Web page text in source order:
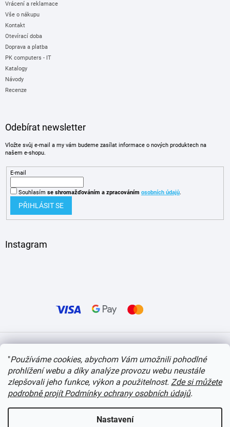
"Používáme cookies, abychom Vám umožnili pohodlné
prohlížení webu a díky analýze provozu webu neustále
zlepšovali jeho funkce, výkon a použitelnost. Zde si můžete
podrobně projít Podmínky ochrany osobních údajů.
Nastavení
Vrácení a reklamace
Vše o nákupu
Kontakt
Otevírací doba
Doprava a platba
PK computers - IT
Katalogy
Návody
Recenze
Odebírat newsletter
Vložte svůj e-mail a my vám budeme zasílat informace o nových produktech na
našem e-shopu.
E-mail
Souhlasím se shromažďováním a zpracováním osobních údajů.
PŘIHLÁSIT SE
Instagram
Copyright 2026 itvlaky.cz . Všechna práva vyhrazena. Upravit nastavení cookies